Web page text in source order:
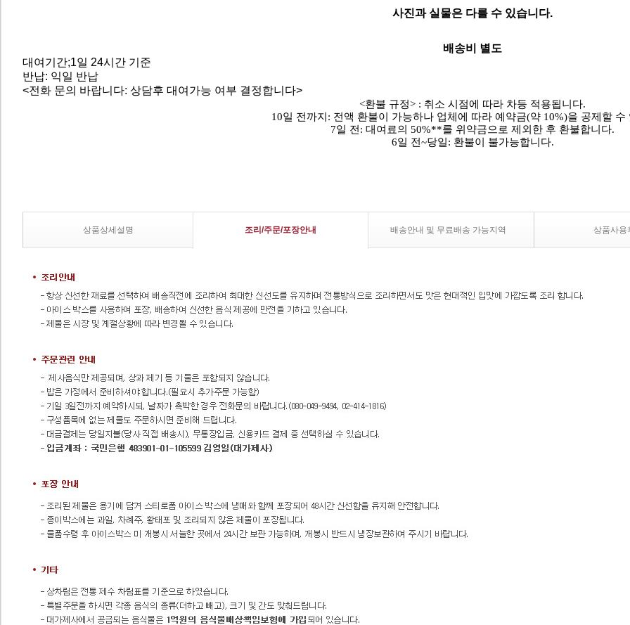
사진과 실물은 다를 수 있습니다.
배송비 별도
대여기간;1일 24시간 기준
반납: 익일 반납
<전화 문의 바랍니다: 상담후 대여가능 여부 결정합니다>
<환불 규정> : 취소 시점에 따라 차등 적용됩니다.
10일 전까지: 전액 환불이 가능하나 업체에 따라 예약금(약 10%)을 공제할 수
7일 전: 대여료의 50%**를 위약금으로 제외한 후 환불합니다.
6일 전~당일: 환불이 불가능합니다.
상품상세설명 조리/주문/포장안내 배송안내 및 무료배송 가능지역 상품사용